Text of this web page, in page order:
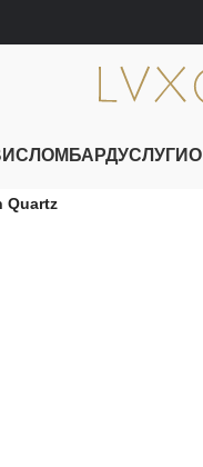
ЛОМБАРДУСЛУГИ
Quartz